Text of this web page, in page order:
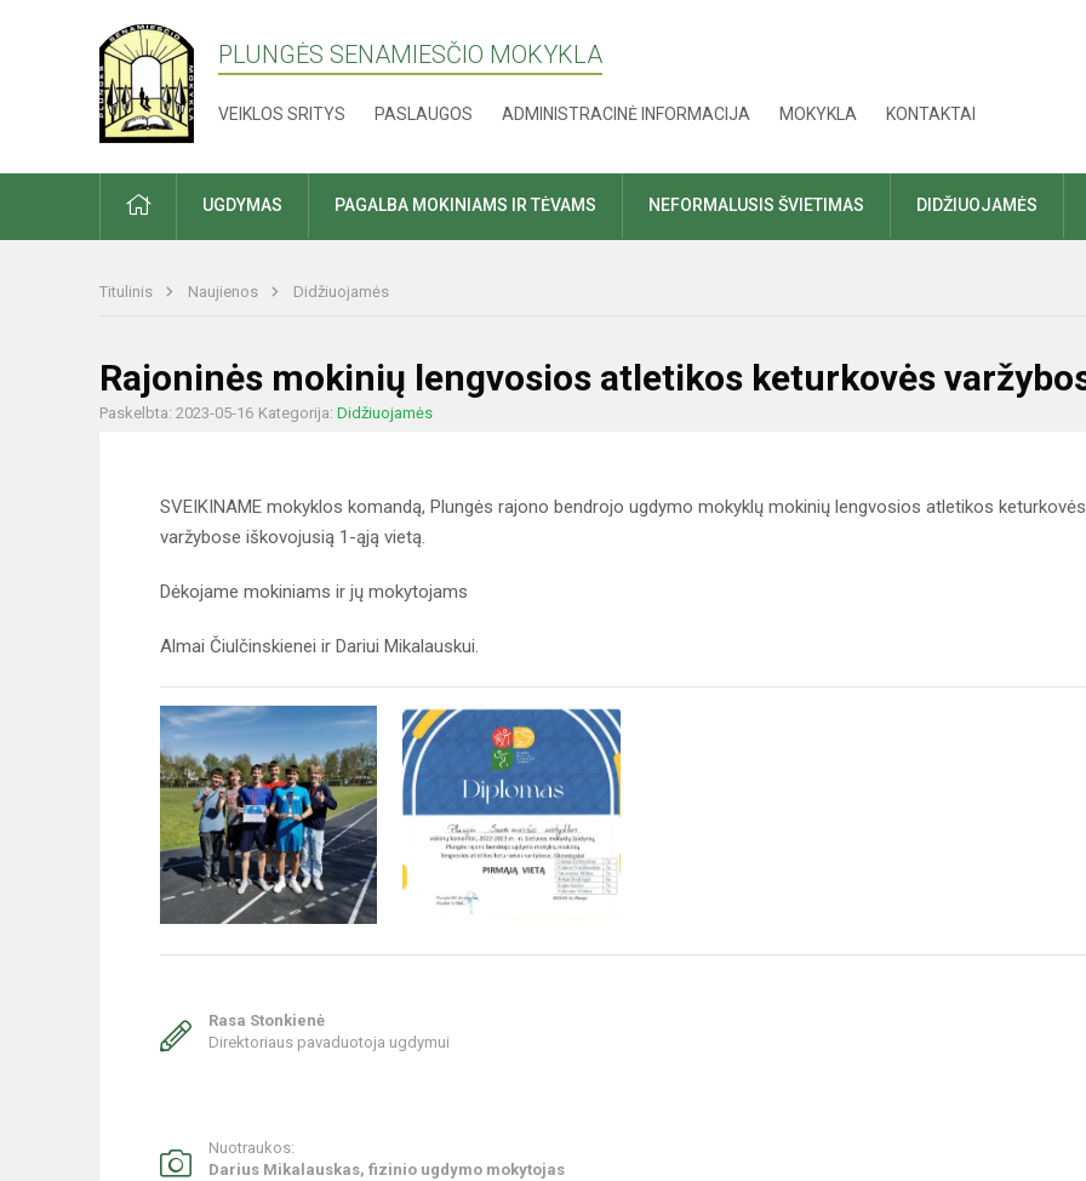
PLUNGĖS SENAMIESČIO MOKYKLA
VEIKLOS SRITYS PASLAUGOS ADMINISTRACINĖ INFORMACIJA MOKYKLA KONTAKTAI
PRADŽIAUGDYMAS PAGALBA MOKINIAMS IR TĖVAMS NEFORMALUSIS ŠVIETIMAS DIDŽIUOJAMĖS
Titulinis Naujienos Didžiuojamės
Rajoninės mokinių lengvosios atletikos keturkovės
Paskelbta: 2023-05-16 Kategorija: Didžiuojamės
SVEIKINAME mokyklos komandą, Plungės rajono bendrojo ugdymo mokyklų mokinių lengvosios atletikos keturkovės
varžybose iškovojusią 1-ąją vietą.
Dėkojame mokiniams ir jų mokytojams
Almai Čiulčinskienei ir Dariui Mikalauskui.
Rasa Stonkienė
Direktoriaus pavaduotoja ugdymui
Nuotraukos:
Darius Mikalauskas, fizinio ugdymo mokytojas